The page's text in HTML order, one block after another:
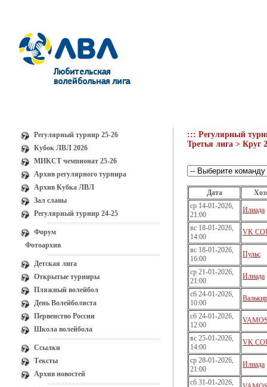
Регулярный турнир 25-26
Кубок ЛВЛ 2026
МИКСТ чемпионат 25-26
Архив регулярного турнира
Архив Кубка ЛВЛ
Зал славы
Регулярный турнир 24-25
Форум
Фотоархив
Детская лига
Открытые турниры
Пляжный волейбол
День Волейболиста
Первенство России
Школа волейбола
Ссылки
Тексты
Архив новостей
::: Регулярный
Третья лига > Круг
Дата
ср 14-01-2026,
21:00
Илиада
вс 18-01-2026,
14:00
VK
вс 18-01-2026,
16:00
Пульс
ср 21-01-2026,
21:00
Илиада
сб 24-01-2026,
10:00
сб 24-01-2026,
12:00
вс 25-01-2026,
14:00
VK
ср 28-01-2026,
21:00
Илиада
сб 31-01-2026,